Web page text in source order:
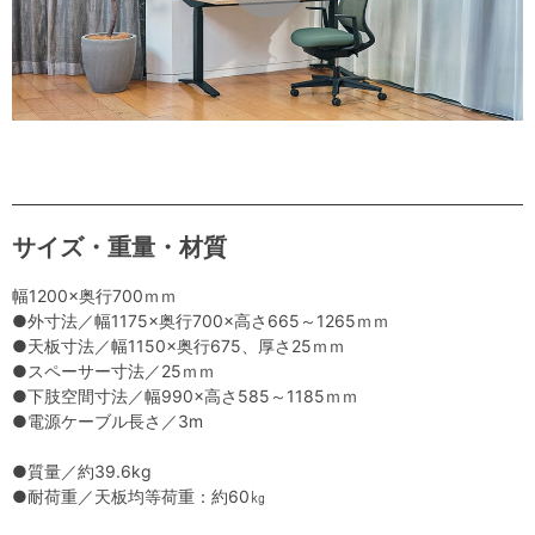
サイズ・重量・材質
幅1200×奥行700ｍｍ
●外寸法／幅1175×奥行700×高さ665～1265ｍｍ
●天板寸法／幅1150×奥行675、厚さ25ｍｍ
●スペーサー寸法／25ｍｍ
●下肢空間寸法／幅990×高さ585～1185ｍｍ
●電源ケーブル長さ／3m
●質量／約39.6kg
●耐荷重／天板均等荷重：約60㎏